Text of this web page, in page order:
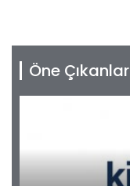
Öne Çıkanlar